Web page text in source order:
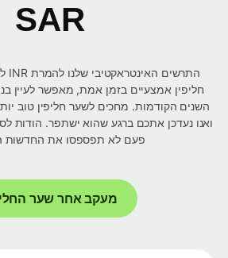
SAR
השנים הקודמות. מחכים לשער חליפין טוב
ואנו נעדכן אתכם ברגע שהוא ישתפר. הודות
פעם לא תפספסו את החדשות
מעקב אחר שער